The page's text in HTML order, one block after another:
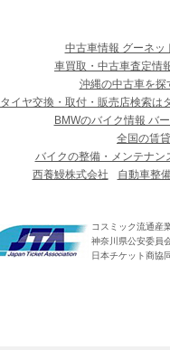
中古車情報 グーネッ
車買取・中古車査定情
沖縄の中古車を探
タイヤ交換・取付・販売店検索は
BMWのバイク情報 バ
全国の賃
バイクの整備・メンテナン
西養鰻株式会社
自動車整
コスミック流通産
神奈川県公安委員
日本チケット商協